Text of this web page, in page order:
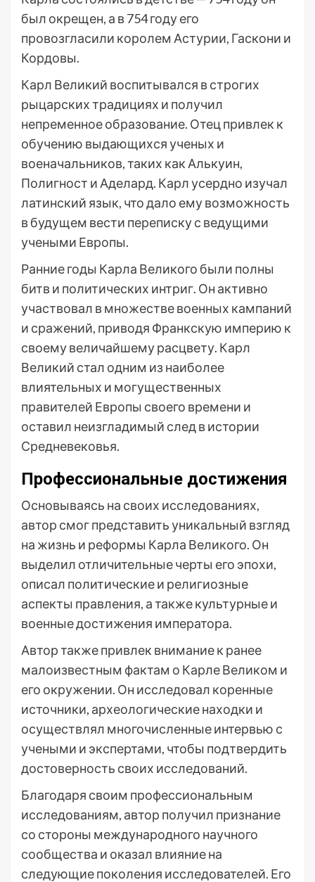
был окрещен, а в 754 году его
провозгласили королем Астурии, Гаскони и
Кордовы.
Карл Великий воспитывался в строгих
рыцарских традициях и получил
непременное образование. Отец привлек к
обучению выдающихся ученых и
военачальников, таких как Алькуин,
Полигност и Аделард. Карл усердно изучал
латинский язык, что дало ему возможность
в будущем вести переписку с ведущими
учеными Европы.
Ранние годы Карла Великого были полны
битв и политических интриг. Он активно
участвовал в множестве военных кампаний
и сражений, приводя Франкскую империю к
своему величайшему расцвету. Карл
Великий стал одним из наиболее
влиятельных и могущественных
правителей Европы своего времени и
оставил неизгладимый след в истории
Средневековья.
Профессиональные достижения
Основываясь на своих исследованиях,
автор смог представить уникальный взгляд
на жизнь и реформы Карла Великого. Он
выделил отличительные черты его эпохи,
описал политические и религиозные
аспекты правления, а также культурные и
военные достижения императора.
Автор также привлек внимание к ранее
малоизвестным фактам о Карле Великом и
его окружении. Он исследовал коренные
источники, археологические находки и
осуществлял многочисленные интервью с
учеными и экспертами, чтобы подтвердить
достоверность своих исследований.
Благодаря своим профессиональным
исследованиям, автор получил признание
со стороны международного научного
сообщества и оказал влияние на
следующие поколения исследователей. Его